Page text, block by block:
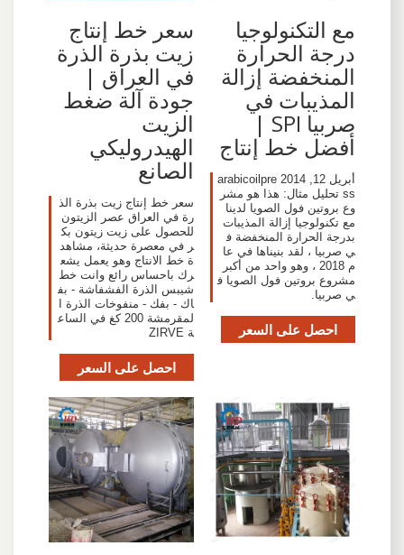
مع التكنولوجيا
درجة الحرارة
المنخفضة إزالة
المذيبات في
صربيا SPI |
أفضل خط إنتاج
أبريل 12, 2014 arabicoilpre
ss تحليل مثال: هذا هو مشر
وع بروتين فول الصويا لدينا
مع تكنولوجيا إزالة المذيبات
بدرجة الحرارة المنخفضة ف
ي صربيا ، لقد بنيناها في عا
م 2018 ، وهو واحد من أكبر
مشروع بروتين فول الصويا ف
ي صربيا.
احصل على السعر
سعر خط إنتاج
زيت بذرة الذرة
في العراق |
جودة آلة ضغط
الزيت
الهيدروليكي
الصانع
سعر خط إنتاج زيت بذرة الذ
رة في العراق عصر الزيتون
للحصول على زيت زيتون بك
ر في معصرة حديثة، مشاهد
ة خط الانتاج وهو يعمل يشع
رك باحساس رائع وانت خط
شيبس الذرة الفشفاشة - بف
اك - بفك - منفوخات الذرة ا
لمقرمشة 200 كغ في الساع
ة ZIRVE
احصل على السعر